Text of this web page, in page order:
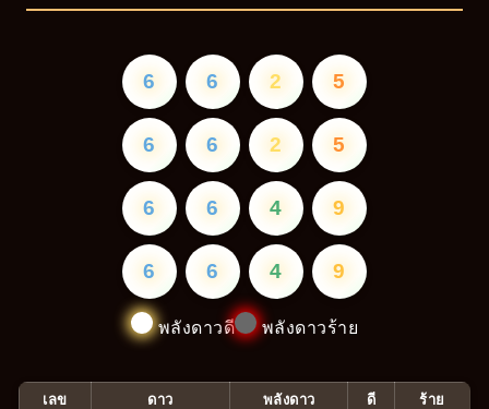
6 6 2 5
6 6 2 5
6 6 4 9
6 6 4 9
พลังดาวดี พลังดาวร้าย
เลข ดาว พลังดาว ดี ร้าย